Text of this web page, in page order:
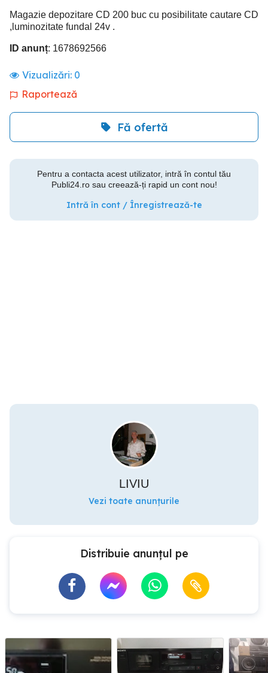
Magazie depozitare CD 200 buc cu posibilitate cautare CD
,luminozitate fundal 24v .
ID anunț: 1678692566
Vizualizări: 0
Raportează
Fă ofertă
Pentru a contacta acest utilizator, intră în contul tău
Publi24.ro sau creează-ți rapid un cont nou!
Intră în cont / Înregistrează-te
LIVIU
Vezi toate anunțurile
Distribuie anunțul pe